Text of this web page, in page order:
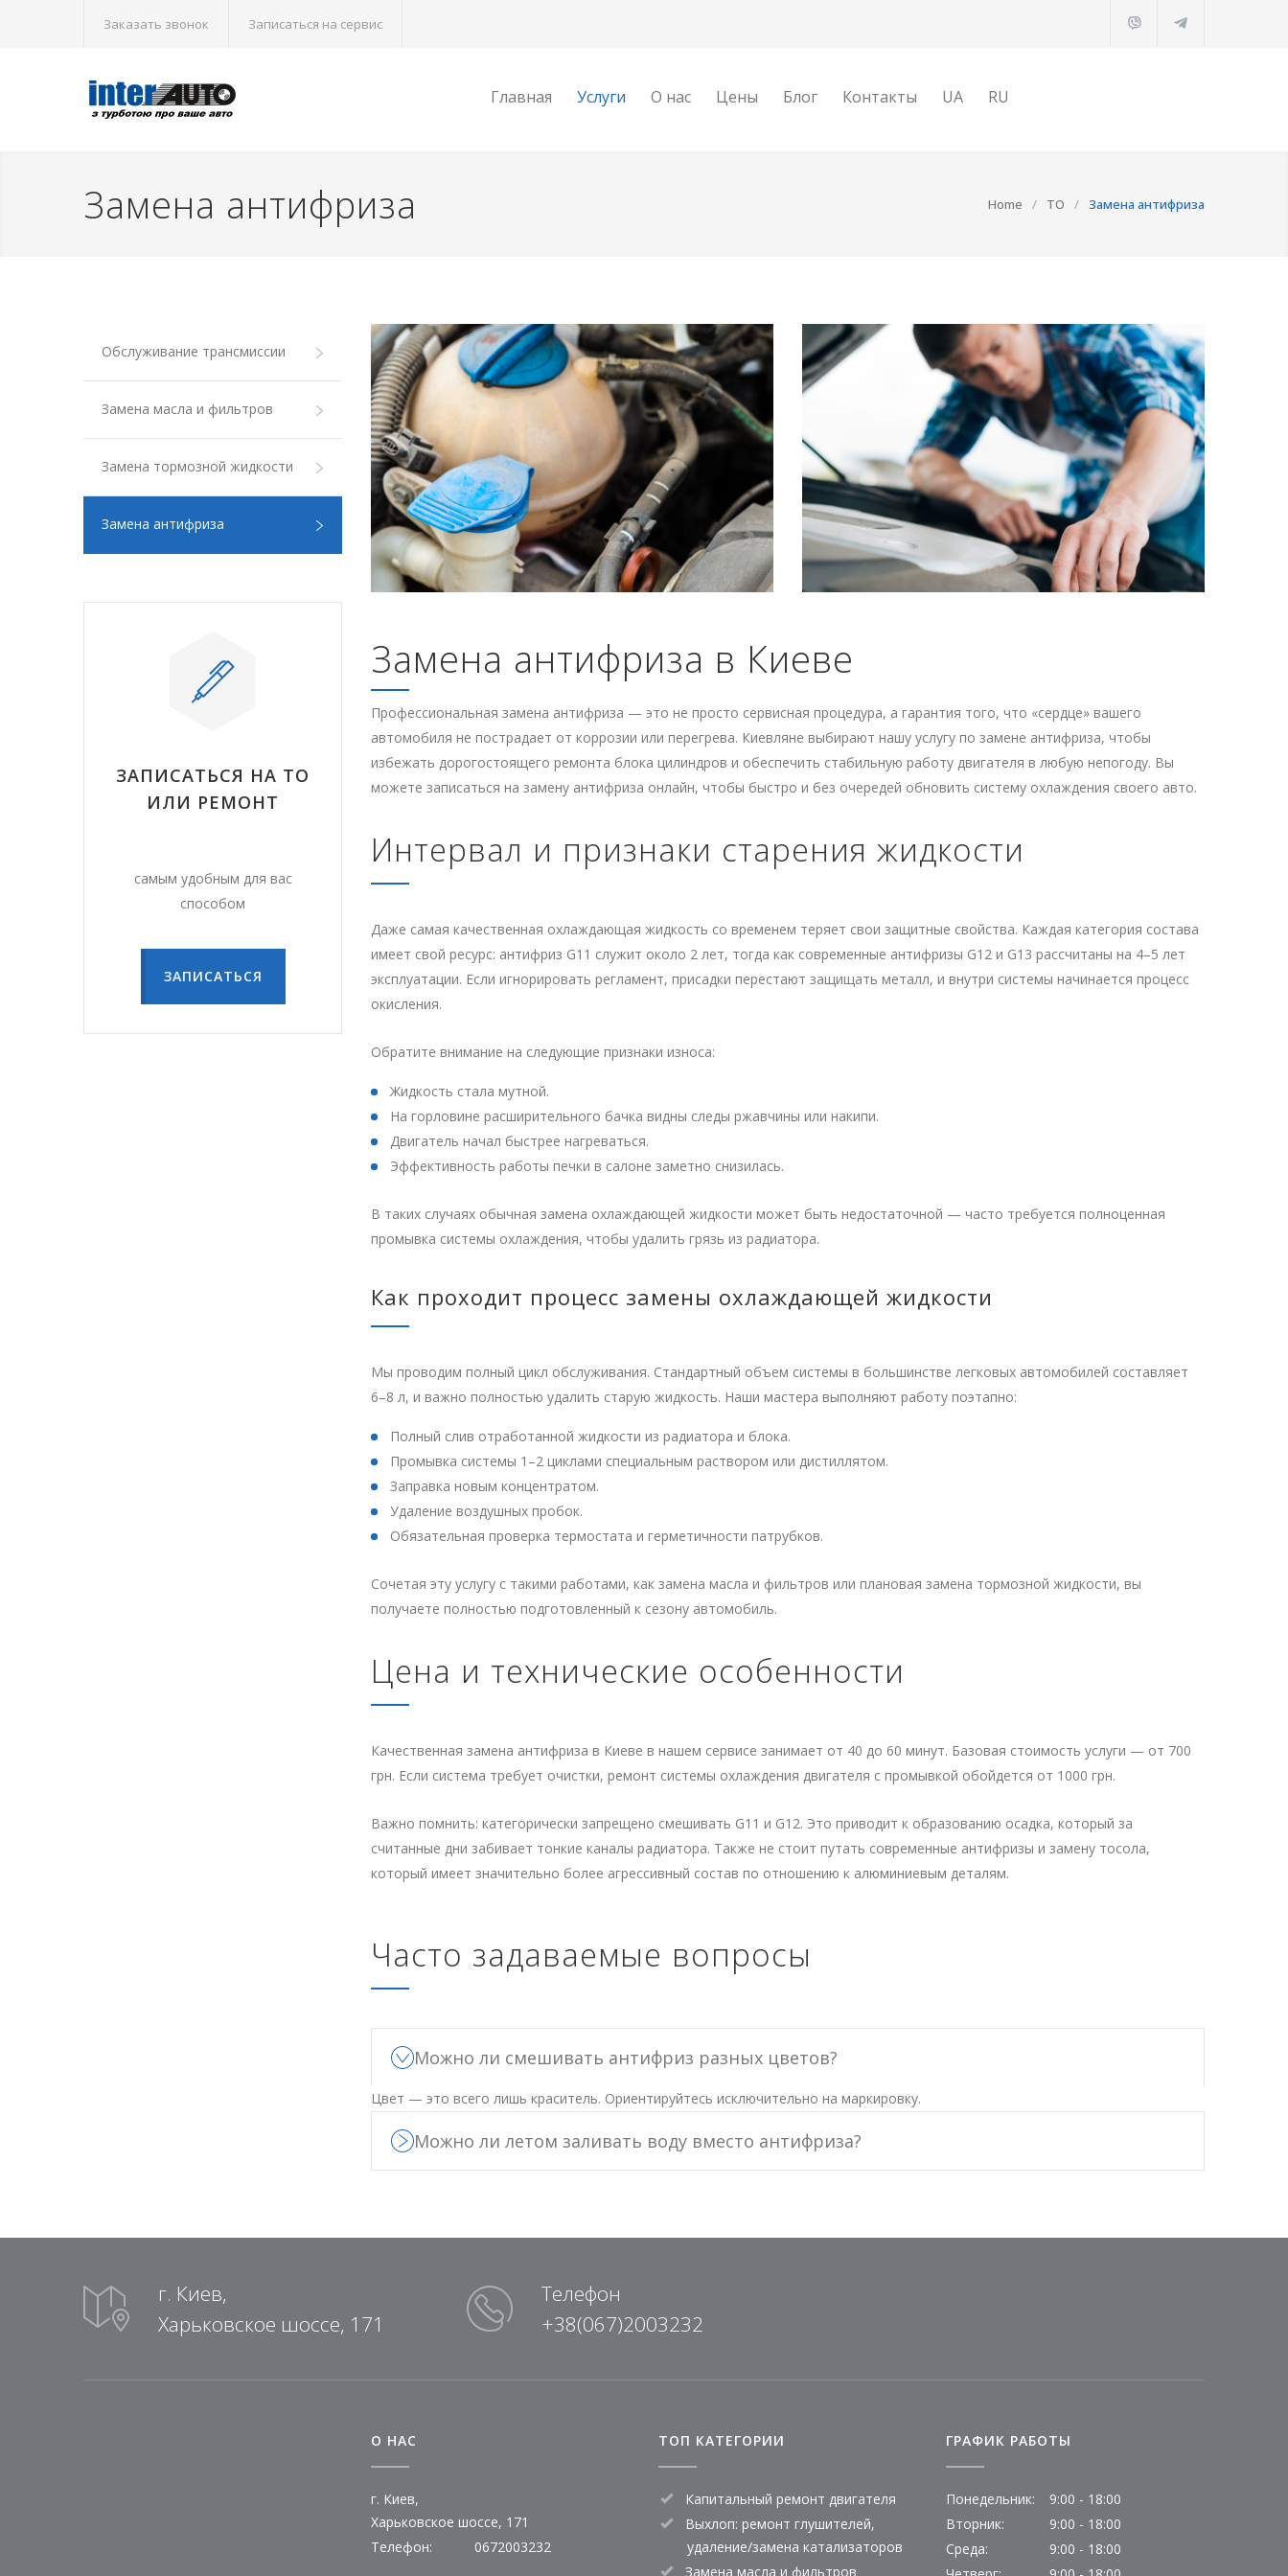
Заказать звонок Записаться на сервис
Главная Услуги О нас Цены Блог Контакты
Замена антифриза Home / ТО / Замена антифриза
Обслуживание трансмиссии
Замена масла и фильтров
Замена тормозной жидкости
Замена антифриза
ЗАПИСАТЬСЯ НА ТО
ИЛИ РЕМОНТ
самым удобным для вас
способом
ЗАПИСАТЬСЯ
Замена антифриза в Киеве
Профессиональная замена антифриза — это не просто сервисная процедура, а гарантия того, что «сердце» вашего
автомобиля не пострадает от коррозии или перегрева. Киевляне выбирают нашу услугу по замене антифриза, чтобы
избежать дорогостоящего ремонта блока цилиндров и обеспечить стабильную работу двигателя в любую непогоду. Вы
можете записаться на замену антифриза онлайн, чтобы быстро и без очередей обновить систему охлаждения своего авто.
Интервал и признаки старения жидкости
Даже самая качественная охлаждающая жидкость со временем теряет свои защитные свойства. Каждая категория состава
имеет свой ресурс: антифриз G11 служит около 2 лет, тогда как современные антифризы G12 и G13 рассчитаны на 4–5 лет
эксплуатации. Если игнорировать регламент, присадки перестают защищать металл, и внутри системы начинается процесс
окисления.
Обратите внимание на следующие признаки износа:
Жидкость стала мутной.
На горловине расширительного бачка видны следы ржавчины или накипи.
Двигатель начал быстрее нагреваться.
Эффективность работы печки в салоне заметно снизилась.
В таких случаях обычная замена охлаждающей жидкости может быть недостаточной — часто требуется полноценная
промывка системы охлаждения, чтобы удалить грязь из радиатора.
Как проходит процесс замены охлаждающей жидкости
Мы проводим полный цикл обслуживания. Стандартный объем системы в большинстве легковых автомобилей составляет
6–8 л, и важно полностью удалить старую жидкость. Наши мастера выполняют работу поэтапно:
Полный слив отработанной жидкости из радиатора и блока.
Промывка системы 1–2 циклами специальным раствором или дистиллятом.
Заправка новым концентратом.
Удаление воздушных пробок.
Обязательная проверка термостата и герметичности патрубков.
Сочетая эту услугу с такими работами, как замена масла и фильтров или плановая замена тормозной жидкости, вы
получаете полностью подготовленный к сезону автомобиль.
Цена и технические особенности
Качественная замена антифриза в Киеве в нашем сервисе занимает от 40 до 60 минут. Базовая стоимость услуги — от 700
грн. Если система требует очистки, ремонт системы охлаждения двигателя с промывкой обойдется от 1000 грн.
Важно помнить: категорически запрещено смешивать G11 и G12. Это приводит к образованию осадка, который за
считанные дни забивает тонкие каналы радиатора. Также не стоит путать современные антифризы и замену тосола,
который имеет значительно более агрессивный состав по отношению к алюминиевым деталям.
Часто задаваемые вопросы
Можно ли смешивать антифриз разных цветов?
Цвет — это всего лишь краситель. Ориентируйтесь исключительно на маркировку.
Можно ли летом заливать воду вместо антифриза?
г. Киев,
Харьковское шоссе, 171
Телефон
+38(067)2003232
О НАС
г. Киев,
Харьковское шоссе, 171
Телефон:
0672003232
ТОП КАТЕГОРИИ
Капитальный ремонт двигателя
Выхлоп: ремонт глушителей,
удаление/замена катализаторов
Замена масла и фильтров
ГРАФИК РАБОТЫ
Понедельник:
9:00 - 18:00
Вторник:
9:00 - 18:00
Среда:
9:00 - 18:00